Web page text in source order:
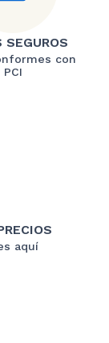
SEGUROS
con
PCI
aquí